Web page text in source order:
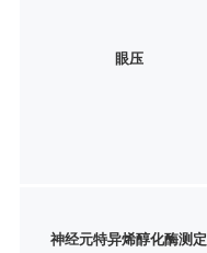
眼压
神经元特异烯醇化酶测定